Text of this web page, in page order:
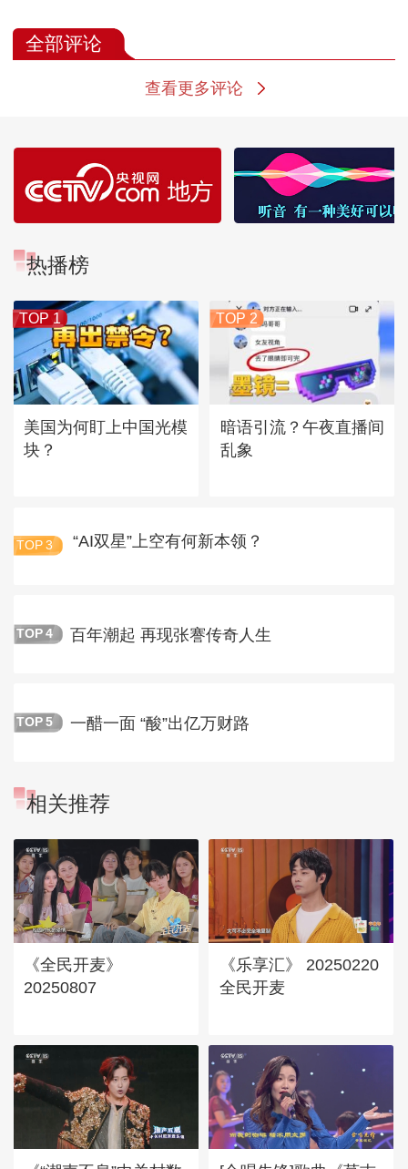
全部评论
查看更多评论
热播榜
TOP 1
美国为何盯上中国光模
块？
TOP 2
暗语引流？午夜直播间
乱象
TOP 3 “AI双星”上空有何新本领？
TOP 4 百年潮起 再现张謇传奇人生
TOP 5 一醋一面 “酸”出亿万财路
相关推荐
《全民开麦》
20250807
《乐享汇》 20250220
全民开麦